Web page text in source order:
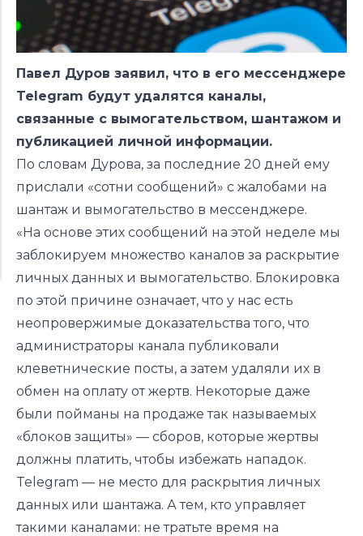
Павел Дуров заявил, что в его мессенджере
Telegram будут удалятся каналы,
связанные с вымогательством, шантажом и
публикацией личной информации.
По словам Дурова, за последние 20 дней ему
прислали «сотни сообщений» с жалобами на
шантаж и вымогательство в мессенджере.
«На основе этих сообщений на этой неделе мы
заблокируем множество каналов за раскрытие
личных данных и вымогательство. Блокировка
по этой причине означает, что у нас есть
неопровержимые доказательства того, что
администраторы канала публиковали
клеветнические посты, а затем удаляли их в
обмен на оплату от жертв. Некоторые даже
были пойманы на продаже так называемых
«блоков защиты» — сборов, которые жертвы
должны платить, чтобы избежать нападок.
Telegram — не место для раскрытия личных
данных или шантажа. А тем, кто управляет
такими каналами: не тратьте время на